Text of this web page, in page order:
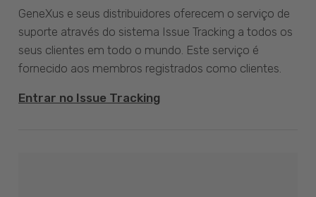
GeneXus e seus distribuidores oferecem o serviço de
suporte através do sistema Issue Tracking a todos os
seus clientes em todo o mundo. Este serviço é
fornecido aos membros registrados como clientes.
Entrar no Issue Tracking